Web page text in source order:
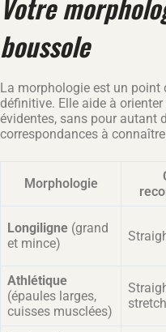
boussole
La morphologie est un point
définitive. Elle aide à
évidentes, sans pour autant
correspondances à
Morphologie
Longiligne (grand
et mince)
Athlétique
(épaules larges,
cuisses musclées)
stretch